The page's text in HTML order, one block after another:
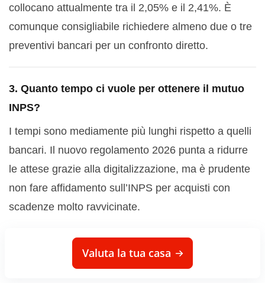
collocano attualmente tra il 2,05% e il 2,41%. È
comunque consigliabile richiedere almeno due o tre
preventivi bancari per un confronto diretto.
3. Quanto tempo ci vuole per ottenere il mutuo
INPS?
I tempi sono mediamente più lunghi rispetto a quelli
bancari. Il nuovo regolamento 2026 punta a ridurre
le attese grazie alla digitalizzazione, ma è prudente
non fare affidamento sull’INPS per acquisti con
scadenze molto ravvicinate.
4. Si può usare il mutuo INPS anche per
ristrutturare casa?
Valuta la tua casa